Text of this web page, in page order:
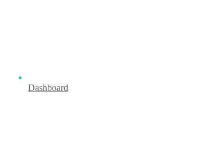
Dashboard